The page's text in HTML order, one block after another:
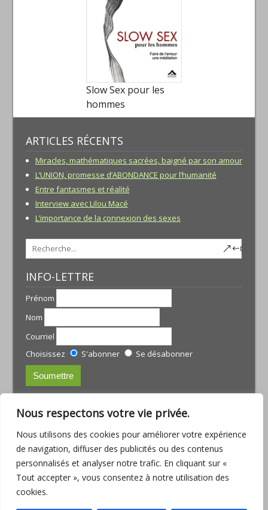
Nous respectons votre vie privée.
Nous utilisons des cookies pour améliorer votre expérience
de navigation, diffuser des publicités ou des contenus
personnalisés et analyser notre trafic. En cliquant sur «
Tout accepter », vous consentez à notre utilisation des
cookies.
Slow Sex pour les
hommes
ARTICLES RÉCENTS
Miracles, mathématiques sacrées, baigné par son amour
L’UNION, promesse d’ABONDANCE pour l’humanité
Entre fantasmes et réalité
Interview avec Lilou Macé
L’importance de la connexion des sexes
INFO-LETTRE
Prénom
Nom
Courriel
Choisissez
S'abonner Se désabonner
courriel :julie@armoniamassotherapie.com
www.armoniamassotherapie.com
Téléphone : (418) 803-9918
JEAN-PHILIPPE RUETTE